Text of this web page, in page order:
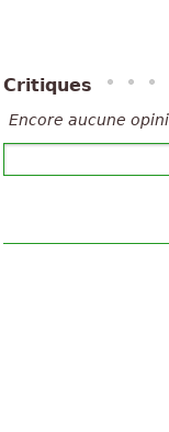
Critiques
Encore aucune